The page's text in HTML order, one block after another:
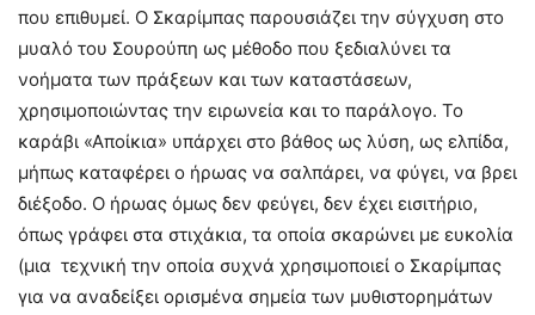
που επιθυμεί. Ο Σκαρίμπας παρουσιάζει την σύγχυση στο
μυαλό του Σουρούπη ως μέθοδο που ξεδιαλύνει τα
νοήματα των πράξεων και των καταστάσεων,
χρησιμοποιώντας την ειρωνεία και το παράλογο. Το
καράβι «Αποίκια» υπάρχει στο βάθος ως λύση, ως ελπίδα,
μήπως καταφέρει ο ήρωας να σαλπάρει, να φύγει, να βρει
διέξοδο. Ο ήρωας όμως δεν φεύγει, δεν έχει εισιτήριο,
όπως γράφει στα στιχάκια, τα οποία σκαρώνει με ευκολία
(μια τεχνική την οποία συχνά χρησιμοποιεί ο Σκαρίμπας
για να αναδείξει ορισμένα σημεία των μυθιστορημάτων